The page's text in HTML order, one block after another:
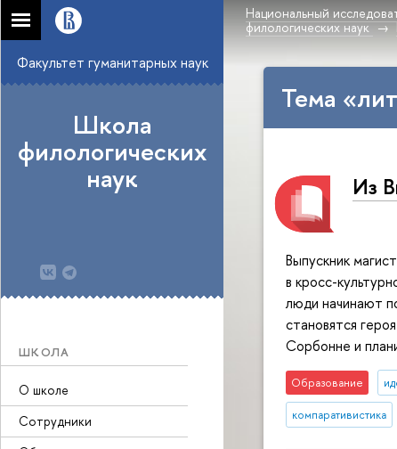
Национальный
филологических наук
Факультет гуманитарных наук
Школа
филологических
наук
ШКОЛА
О школе
Сотрудники
Тема
Из
Выпускник
в кросс-
люди начинают
становятся
Сорбонне и
Образование
компаративистика